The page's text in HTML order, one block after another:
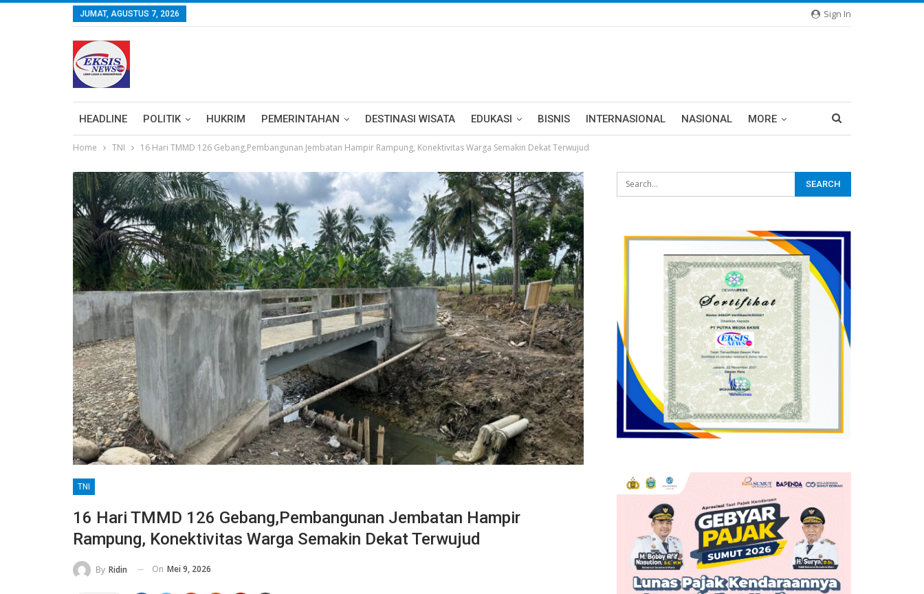
Sign In
JUMAT, AGUSTUS 7, 2026
HEADLINE POLITIK HUKRIM PEMERINTAHAN DESTINASI WISATA EDUKASI BISNIS INTERNASIONAL NASIONAL MORE
Home TNI 16 Hari TMMD 126 Gebang,Pembangunan Jembatan Hampir Rampung, Konektivitas Warga Semakin Dekat Terwujud
TNI
16 Hari TMMD 126 Gebang,Pembangunan Jembatan Hampir
Rampung, Konektivitas Warga Semakin Dekat Terwujud
By Ridin On Mei 9, 2026